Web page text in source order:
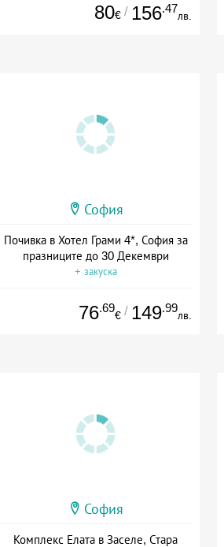
80€ / 156.47
лв.
София
Почивка в Хотел Грами 4*, София за
празниците до 30 Декември
+ закуска
76.69
€ / 149.99
лв.
София
Комплекс Елата в Заселе, Стара